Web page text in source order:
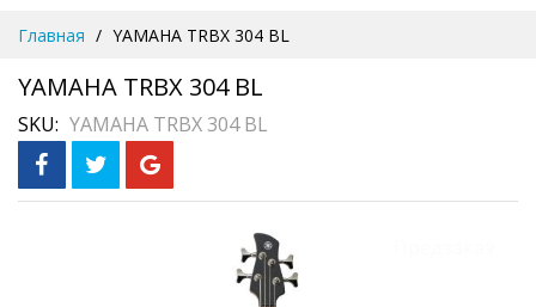
Content
Главная YAMAHA TRBX 304 BL
YAMAHA TRBX 304 BL
SKU YAMAHA TRBX 304 BL